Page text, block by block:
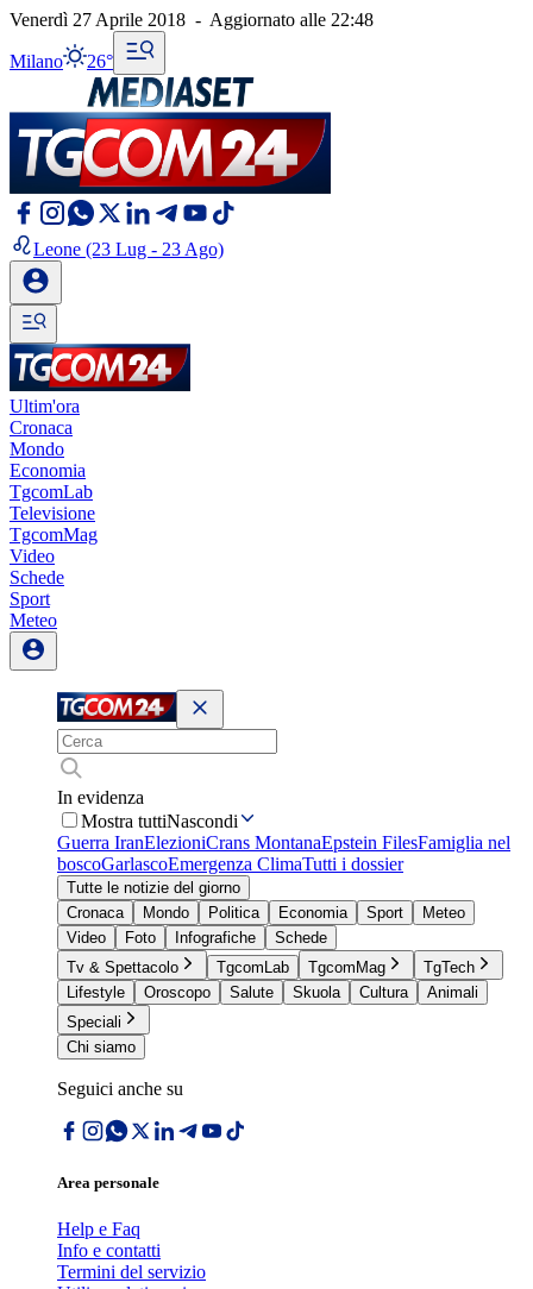
Venerdì 27 Aprile 2018 - Aggiornato alle 22:48
Milano 26°
Leone (23 Lug - 23 Ago)
Ultim'ora
Cronaca
Mondo
Economia
TgcomLab
Televisione
TgcomMag
Video
Schede
Sport
Meteo
In evidenza
Mostra tuttiNascondi
Guerra IranElezioniCrans MontanaEpstein FilesFamiglia nel
boscoGarlascoEmergenza ClimaTutti i dossier
Tutte le notizie del giorno
Cronaca
Mondo Politica Economia Sport
Meteo
Video
Foto Infografiche
Schede
Tv & Spettacolo
TgcomLab TgcomMag
TgTech
Lifestyle
Oroscopo Salute Skuola Cultura
Animali
Speciali
Chi siamo
Seguici anche su
Area personale
Help e Faq
Info e contatti
Termini del servizio